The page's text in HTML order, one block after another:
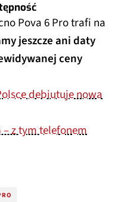
Pova 6 Pro trafi na
jeszcze ani daty
ceny
debiutuje nowa
– z tym telefonem